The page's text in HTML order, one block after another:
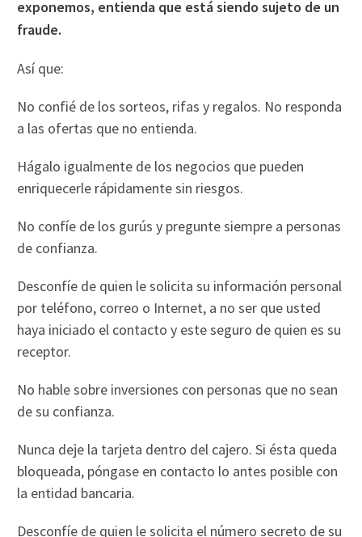
exponemos, entienda que está siendo sujeto de un
fraude.
Así que:
No confié de los sorteos, rifas y regalos. No responda
a las ofertas que no entienda.
Hágalo igualmente de los negocios que pueden
enriquecerle rápidamente sin riesgos.
No confíe de los gurús y pregunte siempre a personas
de confianza.
Desconfíe de quien le solicita su información personal
por teléfono, correo o Internet, a no ser que usted
haya iniciado el contacto y este seguro de quien es su
receptor.
No hable sobre inversiones con personas que no sean
de su confianza.
Nunca deje la tarjeta dentro del cajero. Si ésta queda
bloqueada, póngase en contacto lo antes posible con
la entidad bancaria.
Desconfíe de quien le solicita el número secreto de su